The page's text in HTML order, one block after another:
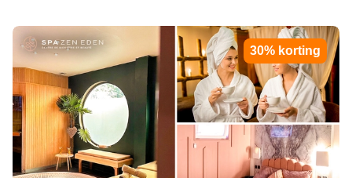
30% korting